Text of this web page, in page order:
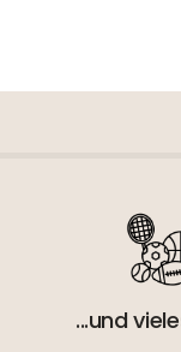
...und